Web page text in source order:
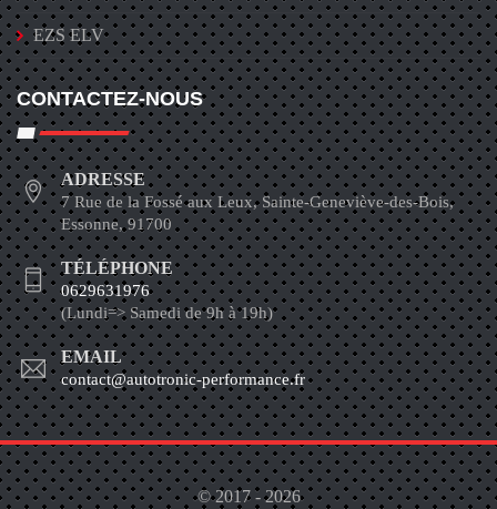
EZS ELV
CONTACTEZ-NOUS
ADRESSE
7 Rue de la Fossé aux Leux, Sainte-Geneviève-des-Bois,
Essonne, 91700
TÉLÉPHONE
0629631976
(Lundi=> Samedi de 9h à 19h)
EMAIL
contact@autotronic-performance.fr
© 2017 - 2026